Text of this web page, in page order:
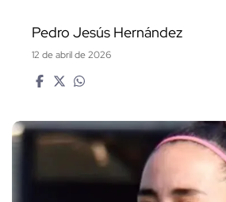
Pedro Jesús Hernández
12 de abril de 2026